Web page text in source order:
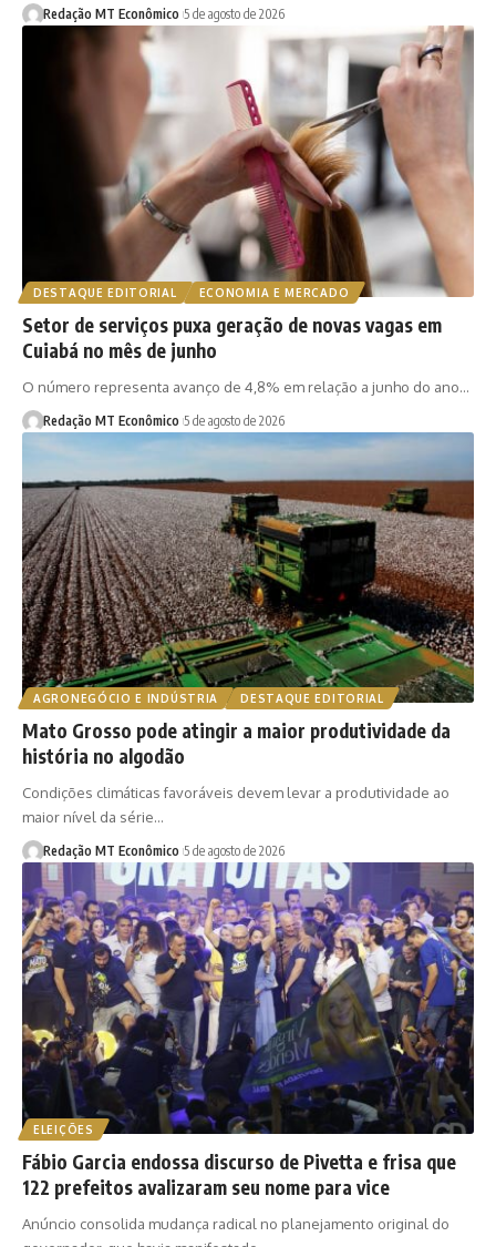
Redação MT Econômico 5 de agosto de 2026
DESTAQUE EDITORIAL ECONOMIA E MERCADO
Setor de serviços puxa geração de novas vagas em
Cuiabá no mês de junho
O número representa avanço de 4,8% em relação a junho do ano…
Redação MT Econômico 5 de agosto de 2026
AGRONEGÓCIO E INDÚSTRIA DESTAQUE EDITORIAL
Mato Grosso pode atingir a maior produtividade da
história no algodão
Condições climáticas favoráveis devem levar a produtividade ao
maior nível da série…
Redação MT Econômico 5 de agosto de 2026
ELEIÇÕES
Fábio Garcia endossa discurso de Pivetta e frisa que
122 prefeitos avalizaram seu nome para vice
Anúncio consolida mudança radical no planejamento original do